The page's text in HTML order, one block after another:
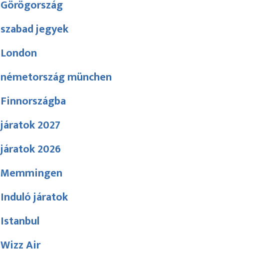
Görögország
szabad jegyek
London
németország münchen
Finnországba
járatok 2027
járatok 2026
Memmingen
Induló járatok
Istanbul
Wizz Air